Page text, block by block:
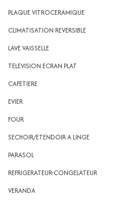
PLAQUE VITROCERAMIQUE
CLIMATISATION REVERSIBLE
LAVE VAISSELLE
TELEVISION ECRAN PLAT
CAFETIERE
EVIER
FOUR
SECHOIR/ETENDOIR A LINGE
PARASOL
REFRIGERATEUR-CONGELATEUR
VERANDA